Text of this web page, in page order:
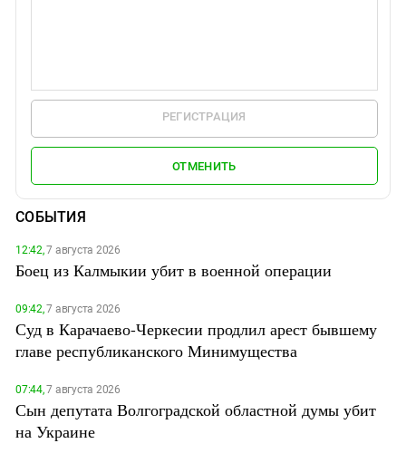
РЕГИСТРАЦИЯ
ОТМЕНИТЬ
СОБЫТИЯ
12:42,7 августа 2026
Боец из Калмыкии убит в военной операции
09:42,7 августа 2026
Суд в Карачаево-Черкесии продлил арест бывшему
главе республиканского Минимущества
07:44,7 августа 2026
Сын депутата Волгоградской областной думы убит
на Украине